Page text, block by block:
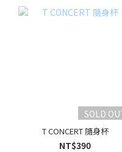
SOLD
T CONCERT 隨身杯
NT$390